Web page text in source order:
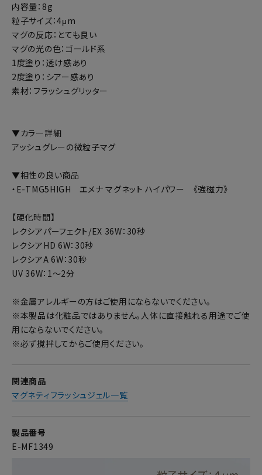
内容量：8g
粒子サイズ：4μm
マグの反応：とても良い
マグの光の色：ゴールド系
1度塗り：透け感あり
2度塗り：シアー感あり
素材：フラッシュグリッター
▼カラー詳細
アッシュグレーの微粒子マグ
▼相性の良い商品
・E-TMG5HIGH エメナ マグネット ハイパワー 《強磁力》
【硬化時間】
レクシアパーフェクト/EX 36W：30秒
レクシアHD 6W：30秒
レクシアA 6W：30秒
UV 36W：1～2分
※金属アレルギーの方はご使用にならないでください。
※本製品は化粧品ではありません。人体に直接触れる用途でご使
用にならないでください。
※必ず撹拌してからご使用ください。
関連商品
マグネティフラッシュジェル一覧
製品番号
E-MF1349